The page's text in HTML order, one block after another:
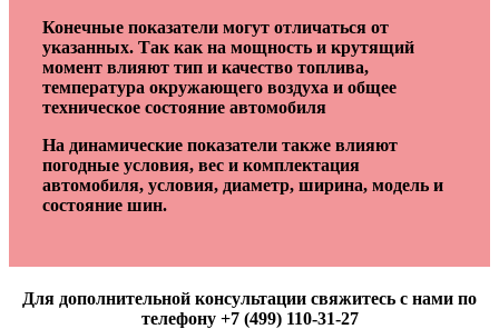
Конечные показатели могут отличаться от
указанных. Так как на мощность и крутящий
момент влияют тип и качество топлива,
температура окружающего воздуха и общее
техническое состояние автомобиля
На динамические показатели также влияют
погодные условия, вес и комплектация
автомобиля, условия, диаметр, ширина, модель и
состояние шин.
Для дополнительной консультации свяжитесь с нами по
телефону +7 (499) 110-31-27